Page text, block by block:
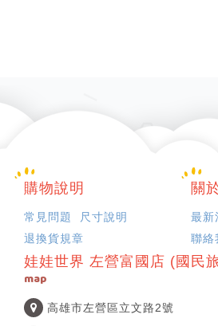
購物說明
常見問題
尺寸說明
退換貨規章
關
最新
聯絡
娃娃世界 左營富國店 (國民
map
高雄市左營區立文路2號